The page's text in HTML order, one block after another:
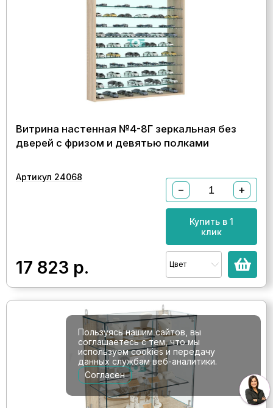
Витрина настенная №4-8Г зеркальная без
дверей с фризом и девятью полками
Артикул 24068
17 823 р.
− +
Купить в 1
клик
Цвет
Пользуясь нашим сайтов, вы
соглашаетесь с тем, что мы
используем cookies и передачу
данных службам веб-аналитики.
Согласен